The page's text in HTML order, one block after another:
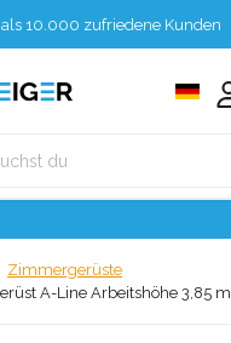
10.000 zufriedene Kunden
Zimmergerüste
A-Line Arbeitshöhe 3,85 m